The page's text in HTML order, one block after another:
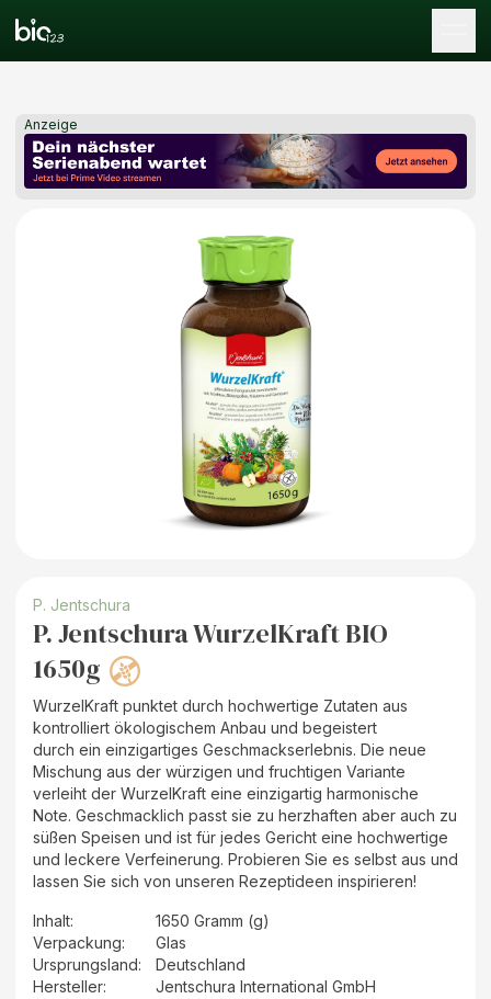
Anzeige
P. Jentschura
P. Jentschura WurzelKraft BIO
1650g
WurzelKraft punktet durch hochwertige Zutaten aus
kontrolliert ökologischem Anbau und begeistert
durch ein einzigartiges Geschmackserlebnis. Die neue
Mischung aus der würzigen und fruchtigen Variante
verleiht der WurzelKraft eine einzigartig harmonische
Note. Geschmacklich passt sie zu herzhaften aber auch zu
süßen Speisen und ist für jedes Gericht eine hochwertige
und leckere Verfeinerung. Probieren Sie es selbst aus und
lassen Sie sich von unseren Rezeptideen inspirieren!
Inhalt:
1650 Gramm (g)
Verpackung:
Glas
Ursprungsland:
Deutschland
Hersteller: Jentschura International GmbH